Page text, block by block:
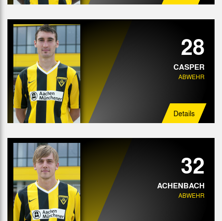
28
CASPER
ABWEHR
Details
32
ACHENBACH
ABWEHR